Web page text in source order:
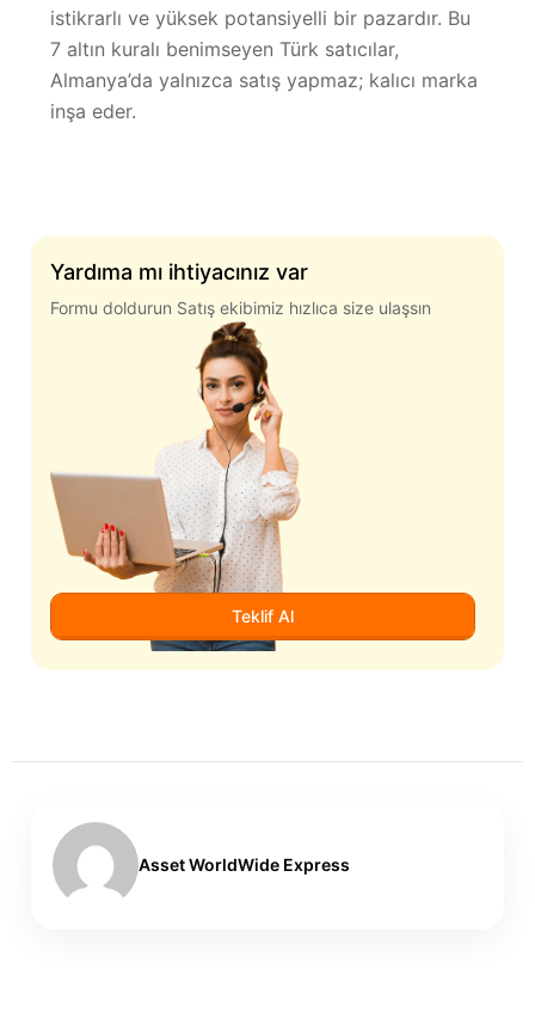
Yardıma mı ihtiyacınız var
Formu doldurun Satış ekibimiz hızlıca size ulaşsın
Teklif Al
istikrarlı ve yüksek potansiyelli bir pazardır. Bu
7 altın kuralı benimseyen Türk satıcılar,
Almanya’da yalnızca satış yapmaz; kalıcı marka
inşa eder.
Asset WorldWide Express